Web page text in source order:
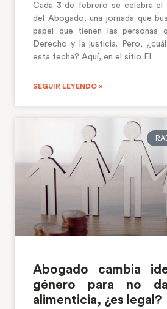
Cada 3 de febrero se celebra el
del Abogado, una jornada que
papel que tienen las personas
Derecho y la justicia. Pero,
esta fecha? Aquí, en el sitio El
SEGUIR LEYENDO »
Abogado cambia
género para no
alimenticia, ¿es legal?